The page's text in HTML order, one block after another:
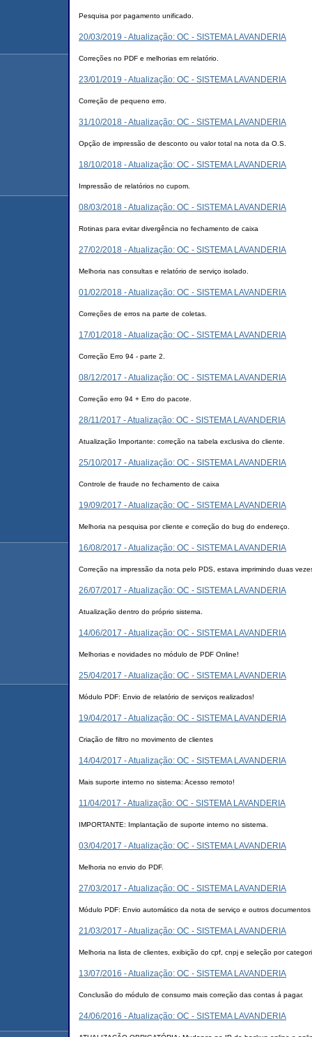
Pesquisa por pagamento unificado.
20/03/2019 - Atualização: OC - SISTEMA LAVANDERIA
Correções no PDF e melhorias em relatório.
23/01/2019 - Atualização: OC - SISTEMA LAVANDERIA
Correção de pequeno erro.
31/10/2018 - Atualização: OC - SISTEMA LAVANDERIA
Opção de impressão de desconto ou valor total na nota da O.S.
18/10/2018 - Atualização: OC - SISTEMA LAVANDERIA
Impressão de relatórios no cupom.
08/03/2018 - Atualização: OC - SISTEMA LAVANDERIA
Rotinas para evitar divergência no fechamento de caixa
27/02/2018 - Atualização: OC - SISTEMA LAVANDERIA
Melhoria nas consultas e relatório de serviço isolado.
01/02/2018 - Atualização: OC - SISTEMA LAVANDERIA
Correções de erros na parte de coletas.
17/01/2018 - Atualização: OC - SISTEMA LAVANDERIA
Correção Erro 94 - parte 2.
08/12/2017 - Atualização: OC - SISTEMA LAVANDERIA
Correção erro 94 + Erro do pacote.
28/11/2017 - Atualização: OC - SISTEMA LAVANDERIA
Atualização Importante: correção na tabela exclusiva do cliente.
25/10/2017 - Atualização: OC - SISTEMA LAVANDERIA
Controle de fraude no fechamento de caixa
19/09/2017 - Atualização: OC - SISTEMA LAVANDERIA
Melhoria na pesquisa por cliente e correção do bug do endereço.
16/08/2017 - Atualização: OC - SISTEMA LAVANDERIA
Correção na impressão da nota pelo PDS, estava imprimindo duas
26/07/2017 - Atualização: OC - SISTEMA LAVANDERIA
Atualização dentro do próprio sistema.
14/06/2017 - Atualização: OC - SISTEMA LAVANDERIA
Melhorias e novidades no módulo de PDF Online!
25/04/2017 - Atualização: OC - SISTEMA LAVANDERIA
Módulo PDF: Envio de relatório de serviços realizados!
19/04/2017 - Atualização: OC - SISTEMA LAVANDERIA
Criação de filtro no movimento de clientes
14/04/2017 - Atualização: OC - SISTEMA LAVANDERIA
Mais suporte interno no sistema: Acesso remoto!
11/04/2017 - Atualização: OC - SISTEMA LAVANDERIA
IMPORTANTE: Implantação de suporte interno no sistema.
03/04/2017 - Atualização: OC - SISTEMA LAVANDERIA
Melhoria no envio do PDF.
27/03/2017 - Atualização: OC - SISTEMA LAVANDERIA
Módulo PDF: Envio automático da nota de serviço e outros
21/03/2017 - Atualização: OC - SISTEMA LAVANDERIA
Melhoria na lista de clientes, exibição do cpf, cnpj e seleção por
13/07/2016 - Atualização: OC - SISTEMA LAVANDERIA
Conclusão do módulo de consumo mais correção das contas á pagar.
24/06/2016 - Atualização: OC - SISTEMA LAVANDERIA